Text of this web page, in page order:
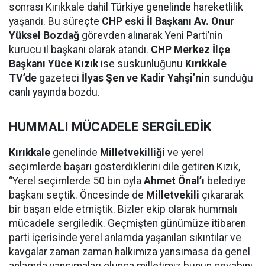
sonrası Kırıkkale dahil Türkiye genelinde hareketlilik
yaşandı. Bu süreçte CHP eski İl Başkanı Av. Onur
Yüksel Bozdağ görevden alınarak Yeni Parti’nin
kurucu il başkanı olarak atandı. CHP Merkez İlçe
Başkanı Yüce Kızık ise suskunluğunu Kırıkkale
TV’de gazeteci İlyas Şen ve Kadir Yahşi’nin sunduğu
canlı yayında bozdu.
HUMMALI MÜCADELE SERGİLEDİK
Kırıkkale genelinde Milletvekilliği ve yerel
seçimlerde başarı gösterdiklerini dile getiren Kızık,
“Yerel seçimlerde 50 bin oyla Ahmet Önal’ı belediye
başkanı seçtik. Öncesinde de Milletvekili çıkararak
bir başarı elde etmiştik. Bizler ekip olarak hummalı
mücadele sergiledik. Geçmişten günümüze itibaren
parti içerisinde yerel anlamda yaşanılan sıkıntılar ve
kavgalar zaman zaman halkımıza yansımasa da genel